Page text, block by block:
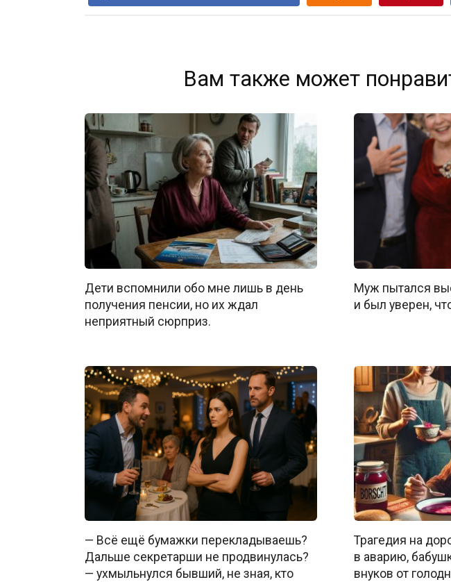
Вам также может
Дети вспомнили обо мне лишь в день
получения пенсии, но их ждал
неприятный сюрприз.
Муж пытался
и был уверен,
— Всё ещё бумажки перекладываешь?
Дальше секретарши не продвинулась?
— ухмыльнулся бывший, не зная, кто
Трагедия на
в аварию,
внуков от